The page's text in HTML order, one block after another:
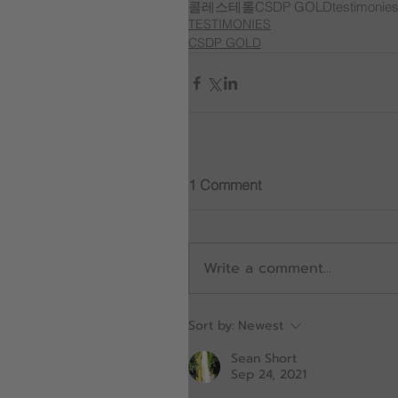
콜레스테롤CSDP GOLDtestimonies
TESTIMONIES
CSDP GOLD
1 Comment
Write a comment...
Sort by: Newest
Sean Short
Sep 24, 2021